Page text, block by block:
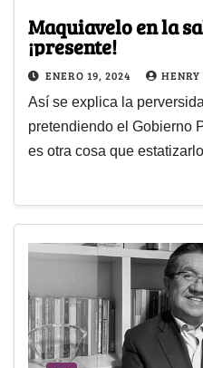
Maquiavelo en la
¡presente!
ENERO 19, 2024 HENRY
Así se explica la
pretendiendo el Gobierno
es otra cosa que